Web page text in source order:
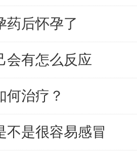
药后怀孕了
会有怎么反应
何治疗？
不是很容易感冒